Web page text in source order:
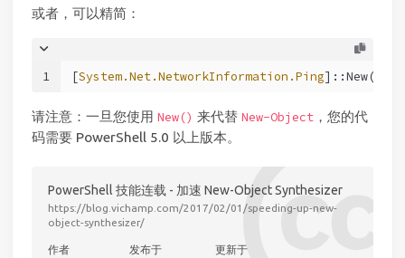
或者，可以精简：
1 [System.Net.NetworkInformation.Ping
请注意：一旦您使用 New() 来代替 New-Object ，您的代
码需要 PowerShell 5.0 以上版本。
PowerShell 技能连载 - 加速 New-Object Synthesizer
https://blog.vichamp.com/2017/02/01/speeding-up-new-
object-synthesizer/
作者 发布于 更新于